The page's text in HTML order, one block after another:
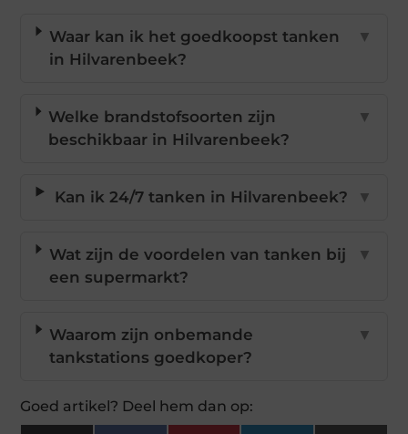
Waar kan ik het goedkoopst tanken
in Hilvarenbeek?
▼
Welke brandstofsoorten zijn
beschikbaar in Hilvarenbeek?
▼
Kan ik 24/7 tanken in Hilvarenbeek? ▼
Wat zijn de voordelen van tanken bij
een supermarkt?
▼
Waarom zijn onbemande
tankstations goedkoper?
▼
Goed artikel? Deel hem dan op: